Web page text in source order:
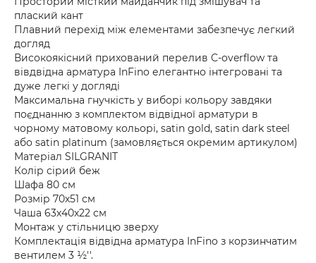
плаский кант
Плавний перехід між елементами забезпечує легкий
догляд
Високоякісний прихований перелив C-overflow та
вівдвідна арматура InFino елегантно інтегровані та
дуже легкі у догляді
Максимальна гнучкість у виборі кольору завдяки
поєднанню з комплектом відвідної арматури в
чорному матовому кольорі, satin gold, satin dark steel
або satin platinum (замовляється окремим артикулом)
Матеріал SILGRANIT
Колір сірий беж
Шафа 80 см
Розмір 70х51 см
Чаша 63х40х22 см
Монтаж у стільницю зверху
Комплектація відвідна арматура InFino з корзинчатим
вентилем 3 ½''.